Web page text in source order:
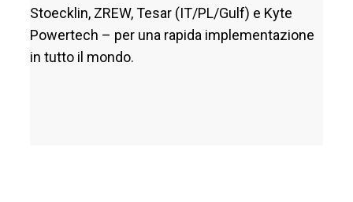
Stoecklin, ZREW, Tesar (IT/PL/Gulf) e Kyte
Powertech – per una rapida implementazione
in tutto il mondo.